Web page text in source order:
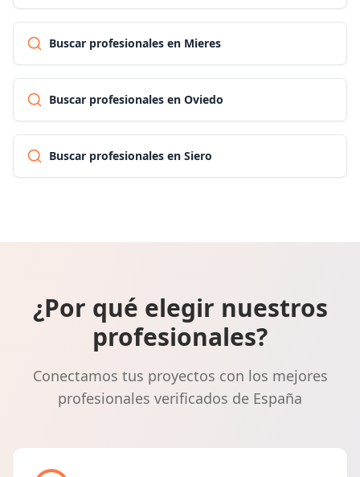
Buscar profesionales en Mieres
Buscar profesionales en Oviedo
Buscar profesionales en Siero
¿Por qué elegir nuestros
profesionales?
Conectamos tus proyectos con los mejores
profesionales verificados de España